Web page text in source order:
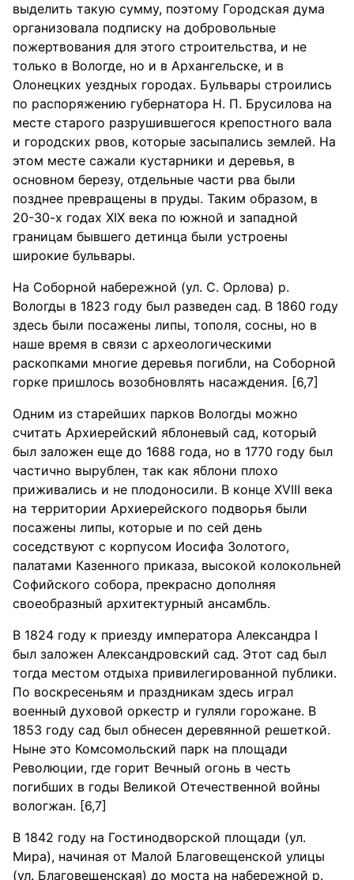
выделить такую сумму, поэтому Городская дума
организовала подписку на добровольные
пожертвования для этого строительства, и не
только в Вологде, но и в Архангельске, и в
Олонецких уездных городах. Бульвары строились
по распоряжению губернатора Н. П. Брусилова на
месте старого разрушившегося крепостного вала
и городских рвов, которые засыпались землей. На
этом месте сажали кустарники и деревья, в
основном березу, отдельные части рва были
позднее превращены в пруды. Таким образом, в
20-30-х годах XIX века по южной и западной
границам бывшего детинца были устроены
широкие бульвары.
На Соборной набережной (ул. С. Орлова) р.
Вологды в 1823 году был разведен сад. В 1860 году
здесь были посажены липы, тополя, сосны, но в
наше время в связи с археологическими
раскопками многие деревья погибли, на Соборной
горке пришлось возобновлять насаждения. [6,7]
Одним из старейших парков Вологды можно
считать Архиерейский яблоневый сад, который
был заложен еще до 1688 года, но в 1770 году был
частично вырублен, так как яблони плохо
приживались и не плодоносили. В конце XVIII века
на территории Архиерейского подворья были
посажены липы, которые и по сей день
соседствуют с корпусом Иосифа Золотого,
палатами Казенного приказа, высокой колокольней
Софийского собора, прекрасно дополняя
своеобразный архитектурный ансамбль.
В 1824 году к приезду императора Александра I
был заложен Александровский сад. Этот сад был
тогда местом отдыха привилегированной публики.
По воскресеньям и праздникам здесь играл
военный духовой оркестр и гуляли горожане. В
1853 году сад был обнесен деревянной решеткой.
Ныне это Комсомольский парк на площади
Революции, где горит Вечный огонь в честь
погибших в годы Великой Отечественной войны
вологжан. [6,7]
В 1842 году на Гостинодворской площади (ул.
Мира), начиная от Малой Благовещенской улицы
(ул. Благовещенская) до моста на набережной р.